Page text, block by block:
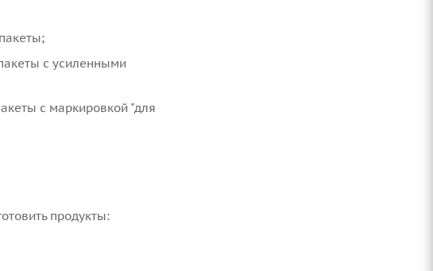
с усиленными
с маркировкой "для
продукты: